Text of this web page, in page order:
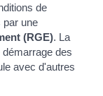
de
par une
(RGE). La
des
avec d'autres